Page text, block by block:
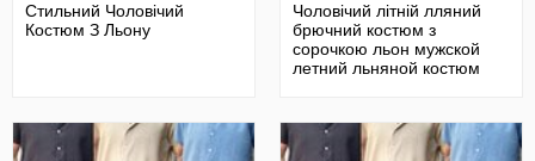
Стильний Чоловічий
Костюм З Льону
Чоловічий літній лляний
брючний костюм з
сорочкою льон мужской
летний льняной костюм